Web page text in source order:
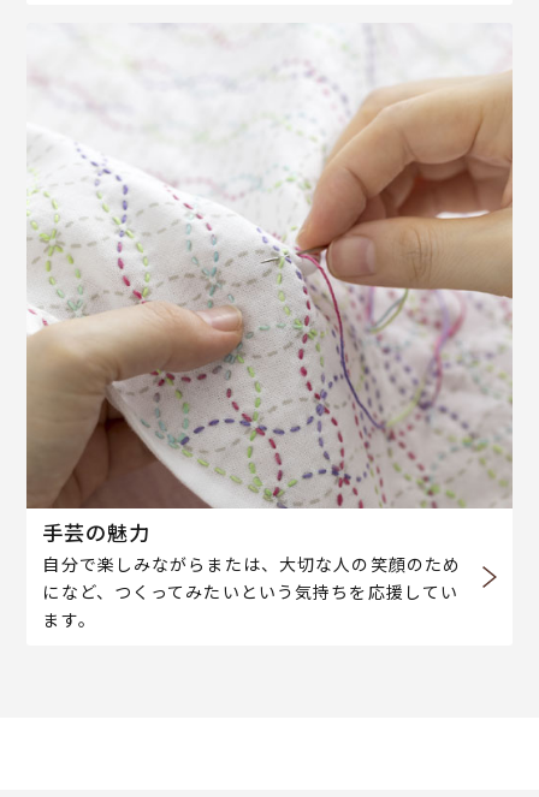
手芸の魅力
自分で楽しみながらまたは、大切な人の笑顔のため
になど、つくってみたいという気持ちを応援してい
ます。